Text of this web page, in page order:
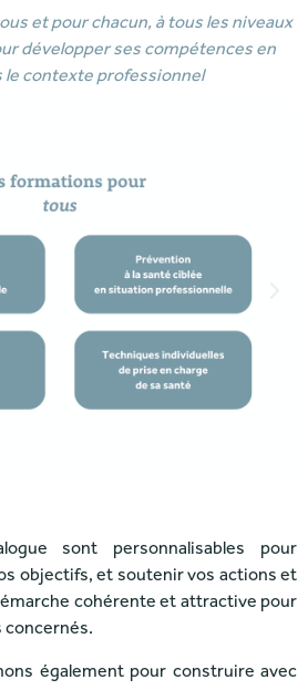
et pour chacun, à tous les niveaux
développer ses compétences en
le contexte professionnel
sont personnalisables pour
objectifs, et soutenir vos actions et
cohérente et attractive pour
concernés.
également pour construire avec